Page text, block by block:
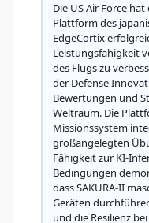
Die US Air Force
Plattform des
EdgeCortix
Leistungsfähigkeit
des Flugs zu
der Defense
Bewertungen und
Weltraum. Die
Missionssystem
großangelegten
Fähigkeit zur KI-
Bedingungen
dass SAKURA-II
Geräten
und die Resilienz